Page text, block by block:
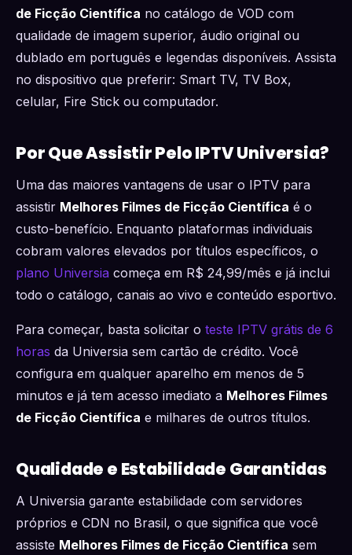
de Ficção Científica no catálogo de VOD com
qualidade de imagem superior, áudio original ou
dublado em português e legendas disponíveis. Assista
no dispositivo que preferir: Smart TV, TV Box,
celular, Fire Stick ou computador.
Por Que Assistir Pelo IPTV Universia?
Uma das maiores vantagens de usar o IPTV para
assistir Melhores Filmes de Ficção Científica é o
custo-benefício. Enquanto plataformas individuais
cobram valores elevados por títulos específicos, o
plano Universia começa em R$ 24,99/mês e já inclui
todo o catálogo, canais ao vivo e conteúdo esportivo.
Para começar, basta solicitar o teste IPTV grátis de 6
horas da Universia sem cartão de crédito. Você
configura em qualquer aparelho em menos de 5
minutos e já tem acesso imediato a Melhores Filmes
de Ficção Científica e milhares de outros títulos.
Qualidade e Estabilidade Garantidas
A Universia garante estabilidade com servidores
próprios e CDN no Brasil, o que significa que você
assiste Melhores Filmes de Ficção Científica sem